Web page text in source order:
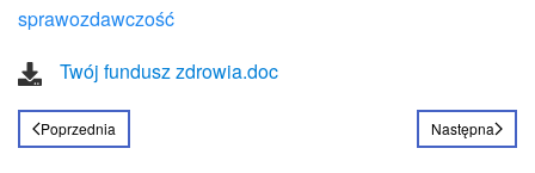
sprawozdawczość
Twój fundusz zdrowia.doc
Poprzednia Następna